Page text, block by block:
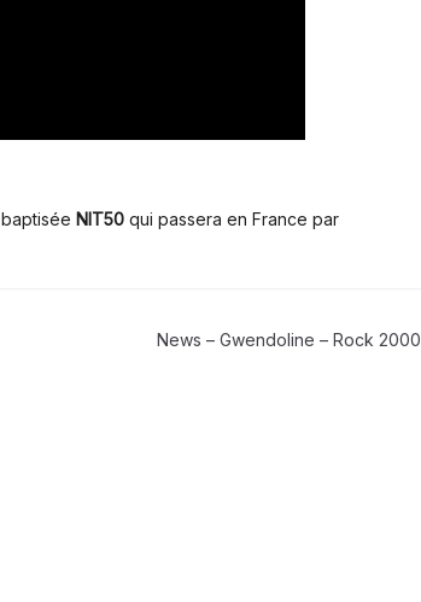
baptisée NIT50 qui passera en France par
News – Gwendoline – Rock 2000